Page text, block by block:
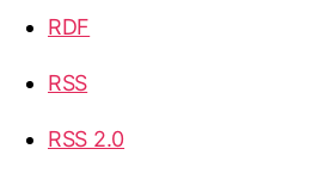
RDF
RSS
RSS 2.0